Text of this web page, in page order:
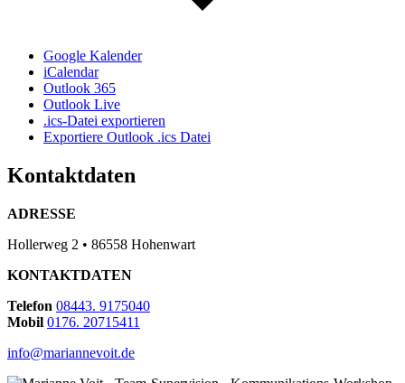
Google Kalender
iCalendar
Outlook 365
Outlook Live
.ics-Datei exportieren
Exportiere Outlook .ics Datei
Kontaktdaten
ADRESSE
Hollerweg 2 • 86558 Hohenwart
KONTAKTDATEN
Telefon 08443. 9175040
Mobil 0176. 20715411
info@mariannevoit.de